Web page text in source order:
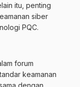
itu, penting
siber
PQC.
forum
keamanan
dengan